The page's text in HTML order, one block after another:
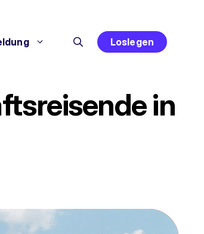
Loslegen
in